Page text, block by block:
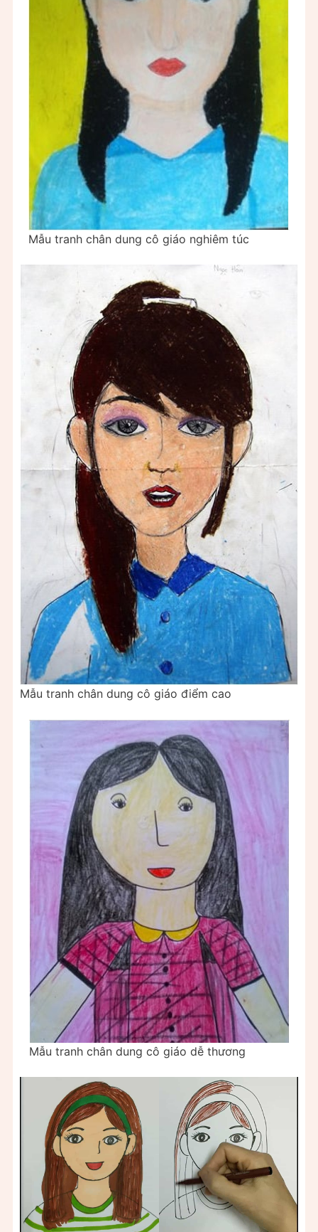
Mẫu tranh chân dung cô giáo nghiêm túc
Mẫu tranh chân dung cô giáo điểm cao
Mẫu tranh chân dung cô giáo dễ thương